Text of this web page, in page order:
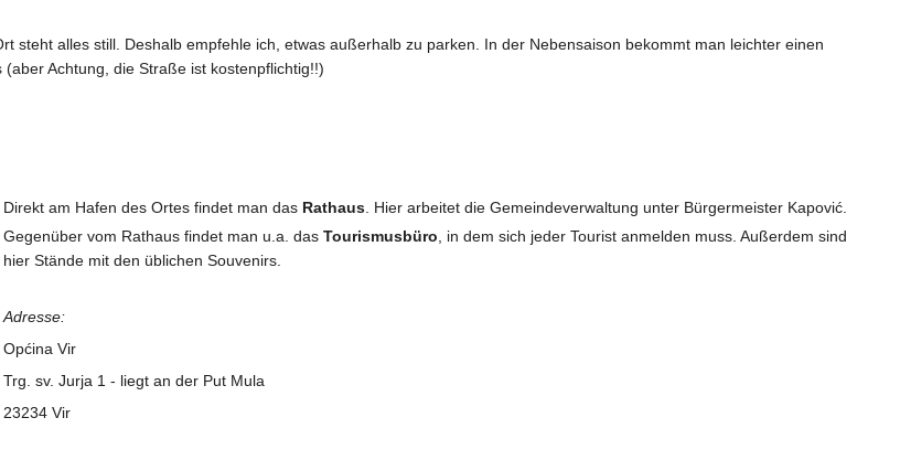
steht alles still. Deshalb empfehle ich, etwas außerhalb zu parken. In der Nebensaison bekommt man leichter einen
Achtung, die Straße ist kostenpflichtig!!)
Direkt am Hafen des Ortes findet man das Rathaus. Hier arbeitet die Gemeindeverwaltung unter Bürgermeister Kapović.
Gegenüber vom Rathaus findet man u.a. das Tourismusbüro , in dem sich jeder Tourist anmelden muss. Außerdem sind
hier Stände mit den üblichen Souvenirs.
Adresse:
Općina Vir
Trg. sv. Jurja 1 - liegt an der Put Mula
23234 Vir